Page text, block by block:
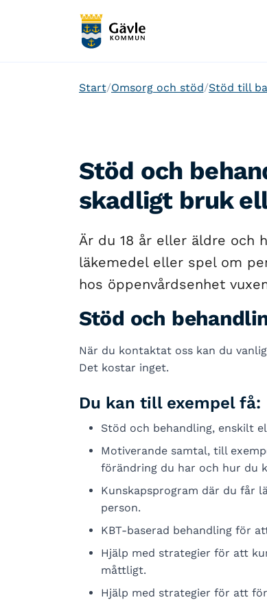
Start Omsorg och stöd Stöd till
Stöd och
skadligt bruk
Är du 18 år eller äldre och
läkemedel eller spel om
hos öppenvårdsenhet
Stöd och
När du kontaktat oss kan du
Det kostar inget.
Du kan till exempel få:
Stöd och behandling, enskilt
Motiverande samtal, till
förändring du har och hur du
Kunskapsprogram där du får
person.
KBT-baserad behandling för
Hjälp med strategier för att
måttligt.
Hjälp med strategier för att